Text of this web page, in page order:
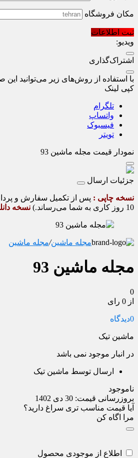
مکان فروشگاه
ثبت اطلاعات
ویدیو:
اشتراک‌گذاری
با استفاده از روش‌های زیر می‌توانید این
کپی لینک
تلگرام
واتساپ
فیسبوک
تویتر
نمودار قیمت مجله ماشین 93
جزئیات ارسال
نسخه چاپی :
10 روز کاری به شما می‌رساند.)
نسخه
مجله ماشین/مجله ماشین
مجله ماشین 93
0
از 0 رای
0دیدگاه
ماشین تیک
در انبار موجود نمی باشد
ارسال توسط ماشین تیک
ناموجود
بروزرسانی قیمت: 30 دی 1402
آیا قیمت مناسب تری سراغ دارید؟
مرا اگاه کن
اطلاع از موجودی محصول